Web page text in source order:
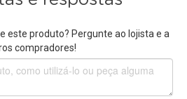
às necessidades de captura de
Onda
de Imagem com
de Forma de Onda, esta função
este produto? Pergunte ao lojista e a
compradores!